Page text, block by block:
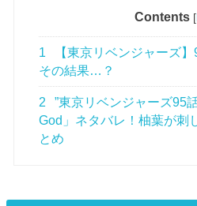
Contents [
1
【東京リベンジャーズ
その結果…？
2
”東京リベンジャーズ95
God」ネタバレ！柚葉が刺
とめ